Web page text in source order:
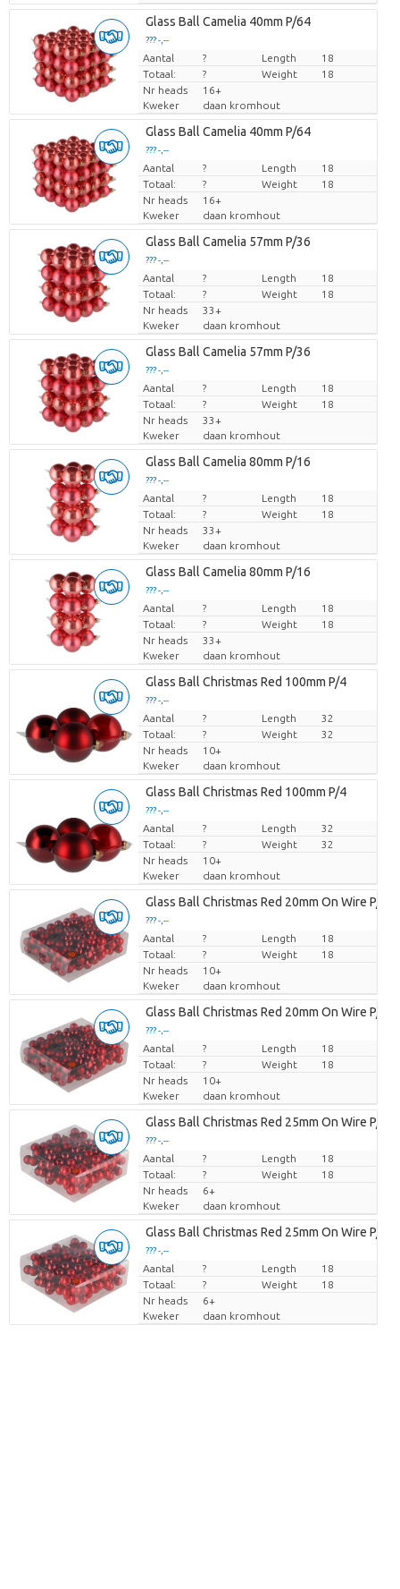
Glass Ball Camelia 40mm P/64
??? -,--
Prijs per stuk
Aantal ? Length
18
Totaal:
? Weight
18
Nr heads
16+
Kweker
daan kromhout
Glass Ball Camelia 40mm P/64
??? -,--
Prijs per stuk
Aantal ? Length
18
Totaal:
? Weight
18
Nr heads
16+
Kweker
daan kromhout
Glass Ball Camelia 57mm P/36
??? -,--
Prijs per stuk
Aantal ? Length
18
Totaal:
? Weight
18
Nr heads
33+
Kweker
daan kromhout
Glass Ball Camelia 57mm P/36
??? -,--
Prijs per stuk
Aantal ? Length
18
Totaal:
? Weight
18
Nr heads
33+
Kweker
daan kromhout
Glass Ball Camelia 80mm P/16
??? -,--
Prijs per stuk
Aantal ? Length
18
Totaal:
? Weight
18
Nr heads
33+
Kweker
daan kromhout
Glass Ball Camelia 80mm P/16
??? -,--
Prijs per stuk
Aantal ? Length
18
Totaal:
? Weight
18
Nr heads
33+
Kweker
daan kromhout
Glass Ball Christmas Red 100mm P/4
??? -,--
Prijs per stuk
Aantal ? Length
32
Totaal:
? Weight
32
Nr heads
10+
Kweker
daan kromhout
Glass Ball Christmas Red 100mm P/4
??? -,--
Prijs per stuk
Aantal ? Length
32
Totaal:
? Weight
32
Nr heads
10+
Kweker
daan kromhout
Glass Ball Christmas Red 20mm On Wire P/
??? -,--
Prijs per stuk
Aantal ? Length
18
Totaal:
? Weight
18
Nr heads
10+
Kweker
daan kromhout
Glass Ball Christmas Red 20mm On Wire P/
??? -,--
Prijs per stuk
Aantal ? Length
18
Totaal:
? Weight
18
Nr heads
10+
Kweker
daan kromhout
Glass Ball Christmas Red 25mm On Wire P/
??? -,--
Prijs per stuk
Aantal ? Length
18
Totaal:
? Weight
18
Nr heads
6+
Kweker
daan kromhout
Glass Ball Christmas Red 25mm On Wire P/
??? -,--
Prijs per stuk
Aantal ? Length
18
Totaal:
? Weight
18
Nr heads
6+
Kweker
daan kromhout